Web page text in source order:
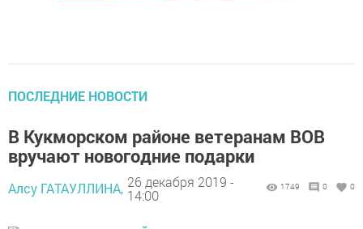
ПОСЛЕДНИЕ НОВОСТИ
В Кукморском районе ветеранам ВОВ
вручают новогодние подарки
Алсу ГАТАУЛЛИНА, 26 декабря 2019 -
14:00
1749 0 0